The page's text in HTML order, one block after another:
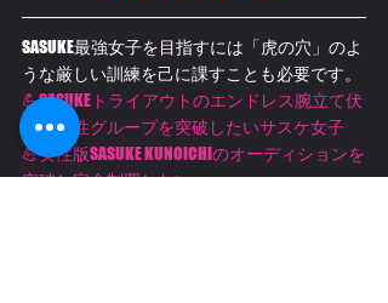
SASUKE最強女子を目指すには「虎の穴」のよ
うな厳しい訓練を己に課すことも必要です。
💪SASUKEトライアウトのエンドレス腕立て伏
せの女性グループを突破したいサスケ女子
💪女性版SASUKE KUNOICHIのオーディションを
突破し完全制覇したい